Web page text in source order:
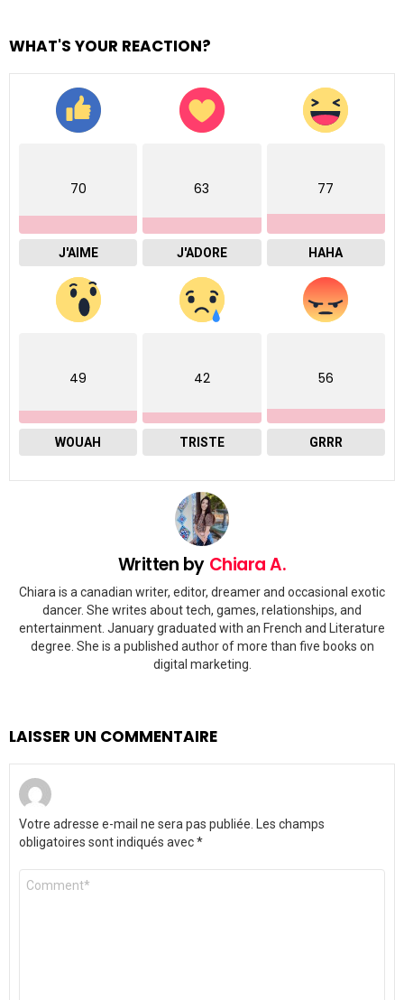
WHAT'S YOUR REACTION?
70
J'AIME
63
J'ADORE
77
HAHA
49
WOUAH
42
TRISTE
56
GRRR
Written by Chiara A.
Chiara is a canadian writer, editor, dreamer and occasional exotic
dancer. She writes about tech, games, relationships, and
entertainment. January graduated with an French and Literature
degree. She is a published author of more than five books on
digital marketing.
LAISSER UN COMMENTAIRE
Votre adresse e-mail ne sera pas publiée.
Les champs
obligatoires sont indiqués avec*
Commentaire